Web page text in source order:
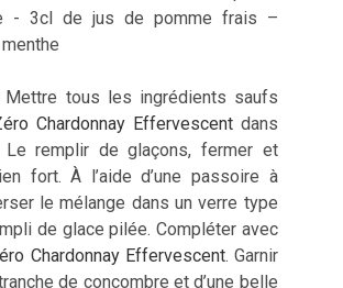
- 3cl de jus de pomme frais –
Mettre tous les ingrédients saufs
Chardonnay Effervescentdans
Le remplir de glaçons, fermer et
fort. À l’aide d’une passoire à
le mélange dans un verre type
de glace pilée. Compléter avec
Chardonnay Effervescent. Garnir
de concombre et d’une belle